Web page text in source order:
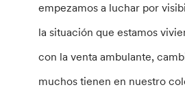
empezamos a luchar por
la situación que estamos
con la venta ambulante,
muchos tienen en nuestro